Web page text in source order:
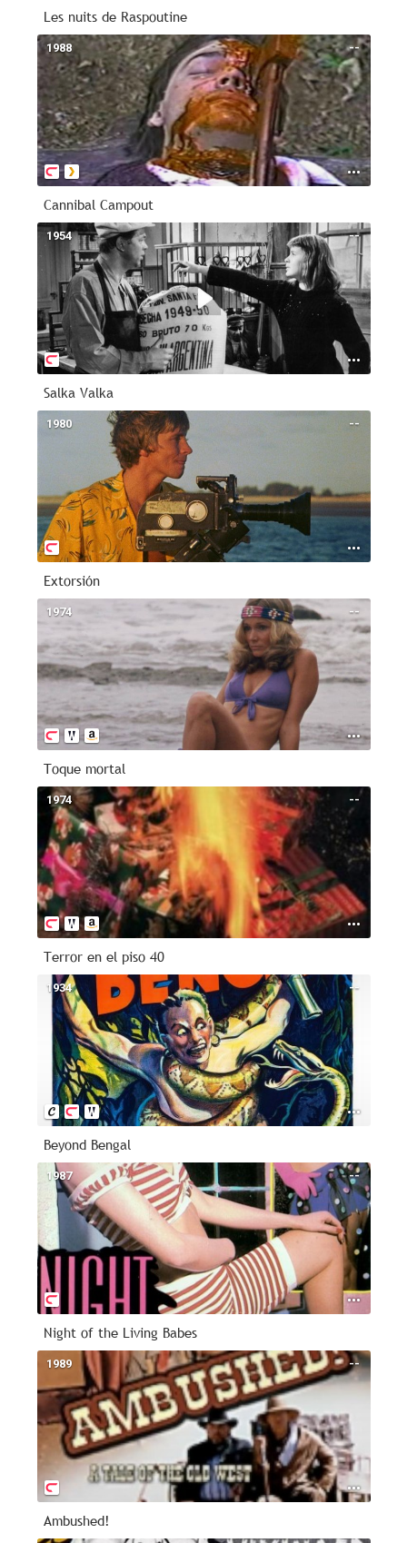
Les nuits de Raspoutine
--
1988
Cannibal Campout
--
1954
Salka Valka
--
1980
Extorsión
--
1974
Toque mortal
--
1974
Terror en el piso 40
--
1934
Beyond Bengal
--
1987
Night of the Living Babes
--
1989
Ambushed!